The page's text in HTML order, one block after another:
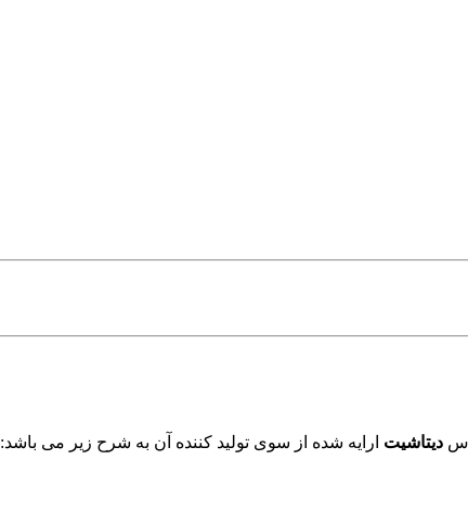
دیتاشیت ارایه شده از سوی تولید کننده آن به شرح زیر می باشد: